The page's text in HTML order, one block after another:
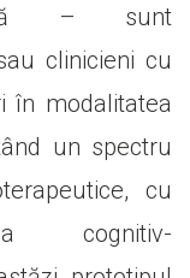
– sunt
clinicieni cu
în modalitatea
un spectru
cu
cognitiv-